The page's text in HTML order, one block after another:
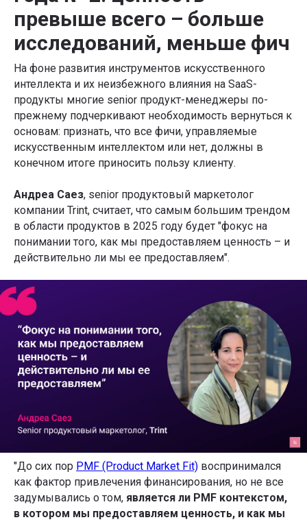
превыше всего – больше
исследований, меньше фич
На фоне развития инструментов искусственного
интеллекта и их неизбежного влияния на SaaS-
продукты многие senior продукт-менеджеры по-
прежнему подчеркивают необходимость вернуться к
основам: признать, что все фичи, управляемые
искусственным интеллектом или нет, должны в
конечном итоге приносить пользу клиенту.
Андреа Саез, senior продуктовый маркетолог
компании Trint, считает, что самым большим трендом
в области продуктов в 2025 году будет "фокус на
понимании того, как мы предоставляем ценность – и
действительно ли мы ее предоставляем".
"До сих пор PMF (Product Market Fit) воспринимался
как фактор привлечения финансирования, но не все
задумывались о том, является ли PMF контекстом,
в котором мы предоставляем ценность, и как мы